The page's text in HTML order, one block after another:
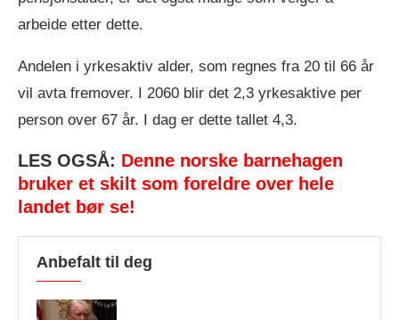
arbeide etter dette.
Andelen i yrkesaktiv alder, som regnes fra 20 til 66 år
vil avta fremover. I 2060 blir det 2,3 yrkesaktive per
person over 67 år. I dag er dette tallet 4,3.
LES OGSÅ: Denne norske barnehagen
bruker et skilt som foreldre over hele
landet bør se!
Anbefalt til deg